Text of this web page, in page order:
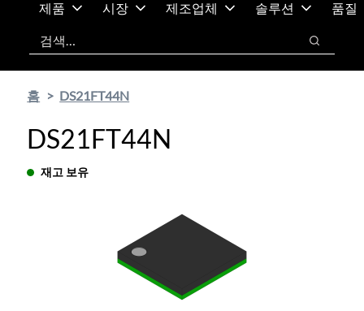
제품 시장 제조업체 솔루션
품질
검색
검색
홈 DS21FT44N
DS21FT44N
재고 보유